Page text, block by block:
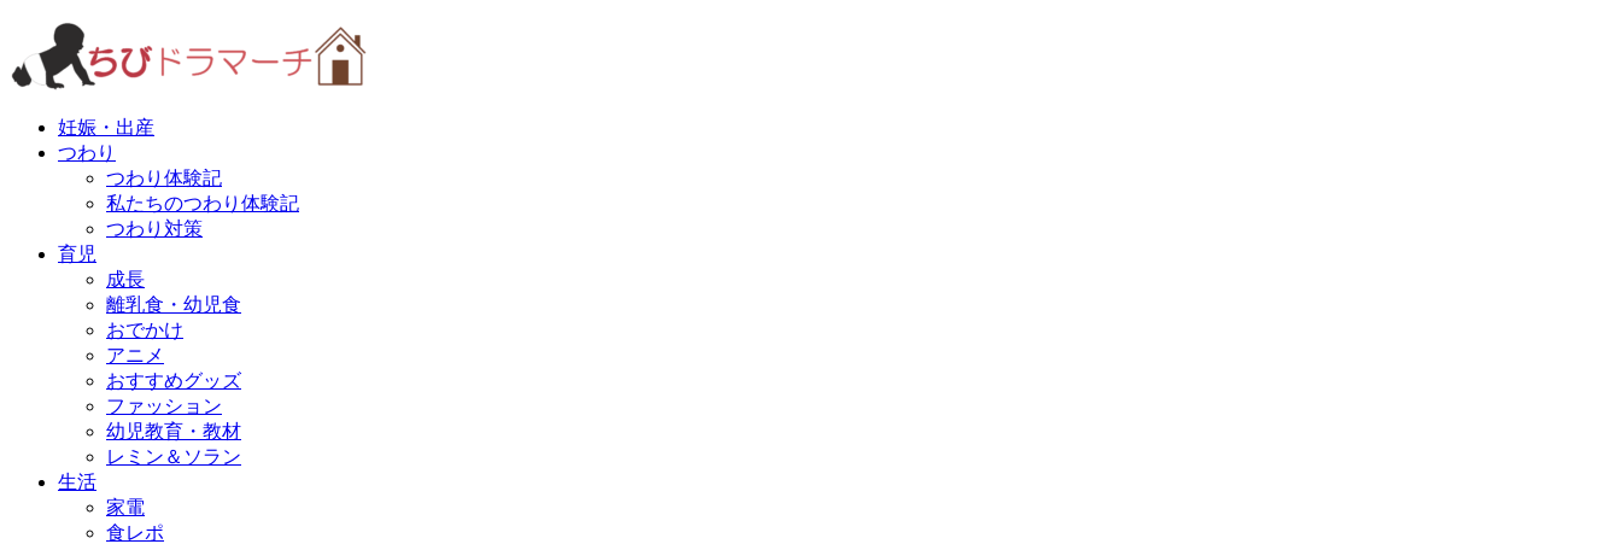
妊娠・出産
つわり
つわり体験記
私たちのつわり体験記
つわり対策
育児
成長
離乳食・幼児食
おでかけ
アニメ
おすすめグッズ
ファッション
幼児教育・教材
レミン＆ソラン
生活
家電
食レポ